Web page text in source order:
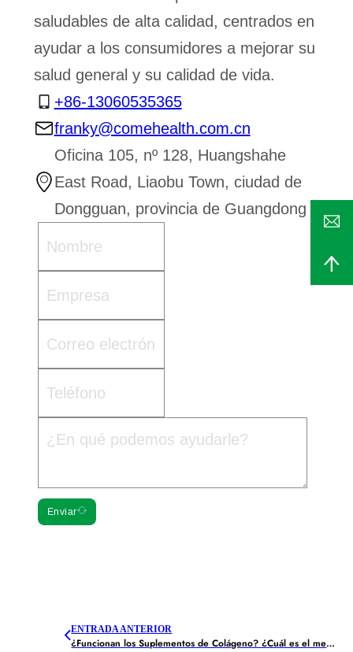
saludables de alta calidad, centrados en
ayudar a los consumidores a mejorar su
salud general y su calidad de vida.
+86-13060535365
franky@comehealth.com.cn
Oficina 105, nº 128, Huangshahe
East Road, Liaobu Town, ciudad de
Dongguan, provincia de Guangdong
Enviar
ENTRADA ANTERIOR
¿Funcionan los Suplementos de Colágeno? ¿Cuál es el mejor suplemento de colágeno?